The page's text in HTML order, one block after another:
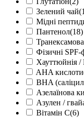
Зелений чай
Мідні
Пантенол(18)
Фізичні SPF-
Хауттюйнія /
AHA кислоти
BHA
Азелаїнова
Азулен /
Вітамін С(6)